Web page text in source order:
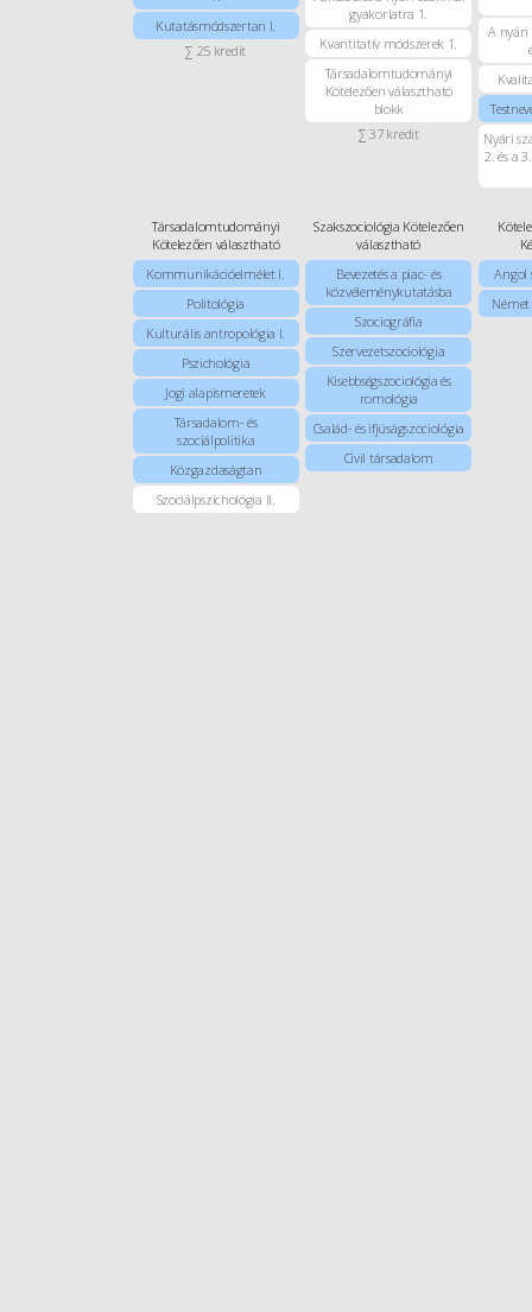
Kutatásmódszertan I.
∑ 25 kredit
gyakorlatra 1.
Kvantitatív módszerek 1.
Társadalomtudományi
Kötelezően választható
blokk
∑ 37 kredit
A nyári
Nyári
2. és a
Társadalomtudományi
Kötelezően választható
Kommunikációelmélet I.
Politológia
Kulturális antropológia I.
Pszichológia
Jogi alapismeretek
Társadalom- és
szociálpolitika
Közgazdaságtan
Szociálpszichológia II.
Szakszociológia Kötelezően
választható
Bevezetés a piac- és
közvéleménykutatásba
Szociográfia
Szervezetszociológia
Kisebbségszociológia és
romológia
Család- és ifjúságszociológia
Civil társadalom
Angol
Német